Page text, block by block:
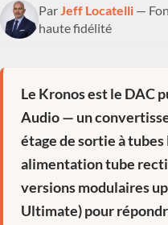
Par Jeff Locatelli —
haute fidélité
Le Kronos est le DAC
Audio — un
étage de sortie à tubes
alimentation tube
versions modulaires
Ultimate) pour